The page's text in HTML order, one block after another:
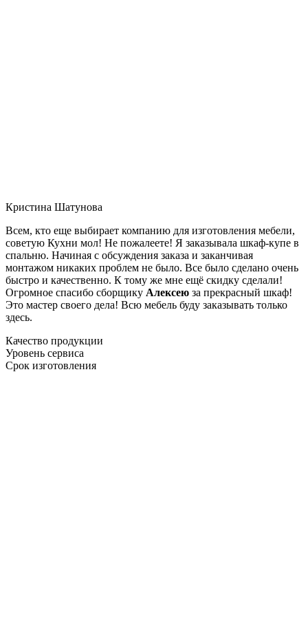
Кристина Шатунова
Всем, кто еще выбирает компанию для изготовления мебели,
советую Кухни мол! Не пожалеете! Я заказывала шкаф-купе в
спальню. Начиная с обсуждения заказа и заканчивая
монтажом никаких проблем не было. Все было сделано очень
быстро и качественно. К тому же мне ещё скидку сделали!
Огромное спасибо сборщику Алексею за прекрасный шкаф!
Это мастер своего дела! Всю мебель буду заказывать только
здесь.
Качество продукции
Уровень сервиса
Срок изготовления